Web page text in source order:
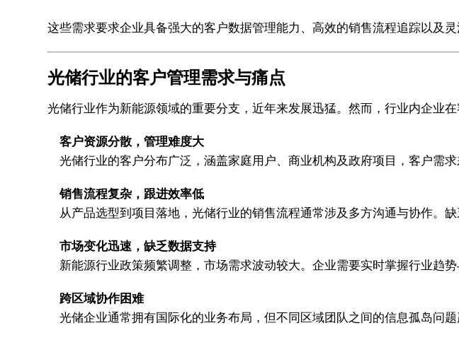
这些需求要求企业具备强大的客户数据管理能力、高效的销售流程追踪以及
光储行业的客户管理需求与痛点
光储行业作为新能源领域的重要分支，近年来发展迅猛。然而，行业内企业
客户资源分散，管理难度大
光储行业的客户分布广泛，涵盖家庭用户、商业机构及政府项目，客户需
销售流程复杂，跟进效率低
从产品选型到项目落地，光储行业的销售流程通常涉及多方沟通与协作。
市场变化迅速，缺乏数据支持
新能源行业政策频繁调整，市场需求波动较大。企业需要实时掌握行业趋
跨区域协作困难
光储企业通常拥有国际化的业务布局，但不同区域团队之间的信息孤岛问题